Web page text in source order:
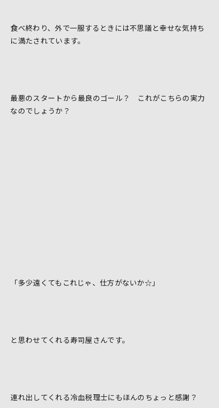
食べ終わり、外で一服するときには不思議と幸せな気持ち
に満たされています。
最悪のスタートから最良のゴール？ これがこちらの実力
なのでしょうか？
「多少遠くてもこれじゃ、仕方がないか☆」
と思わせてくれる寿司屋さんです。
連れ出してくれる冷血税理士にもほんのちょっと感謝？